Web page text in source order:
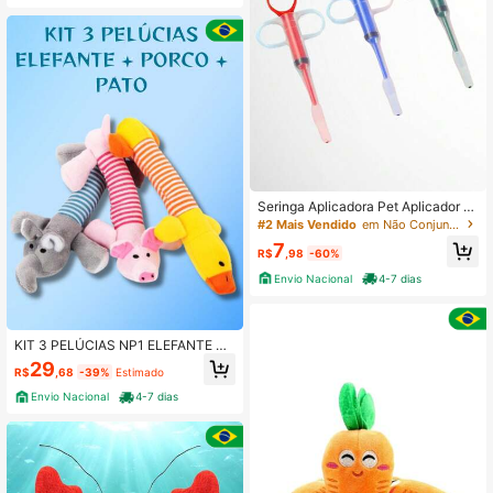
KIT 3 PELÚCIAS NP1 ELEFANTE PO
RCO PATO Brinquedo Bisnaga Bichi
nho Mordedor Pet para Cachorro G
ato com Apito Som
R$29 ,68 -39% Estimado
Envio Nacional
4-7 dias
Seringa Aplicadora Pet Aplicador d
e Remédio Comprimido para Cacho
rro Gato Alimentador Reutilizável
#2 Mais Vendido em Não Conjuntos de ferramentas para cuidados com
R$7 ,98 -60%
Envio Nacional
4-7 dias